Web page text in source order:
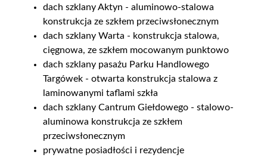
dach szklany Aktyn - aluminowo-stalowa
konstrukcja ze szkłem przeciwsłonecznym
dach szklany Warta - konstrukcja stalowa,
cięgnowa, ze szkłem mocowanym punktowo
dach szklany pasażu Parku Handlowego
Targówek - otwarta konstrukcja stalowa z
laminowanymi taflami szkła
dach szklany Cantrum Giełdowego - stalowo-
aluminowa konstrukcja ze szkłem
przeciwsłonecznym
prywatne posiadłości i rezydencje